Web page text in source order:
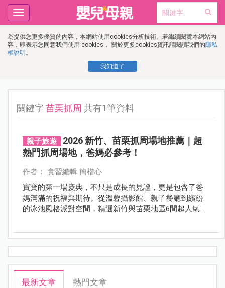
為提供您更多優質的內容，本網站使用cookies分析技術。若繼續閱覽本網站內
容，即表示您同意我們使用 cookies， 關於更多cookies資訊請閱讀我們的隱私
權說明 。
我知道了
Toggle
navigation
關鍵字苗栗抓周 共有1筆資料
親子旅遊
2026 新竹、苗栗抓周場地推薦｜超
熱門抓周場地，爸媽必參考！
作者： 實習編輯 簡楷心
寶寶的第一場慶典，不只是成長的見證，更是包含了爸
媽滿滿的祝福與期待。從溫馨攝影館、親子餐廳到繽紛
的泳池風格派對空間，精選新竹與苗栗地區6間超人氣抓
吧～
最新文章 熱門文章